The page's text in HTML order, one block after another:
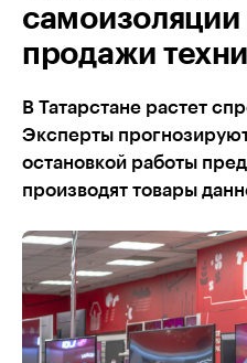
продажи
В Татарстане растет
Эксперты
остановкой работы
производят товары